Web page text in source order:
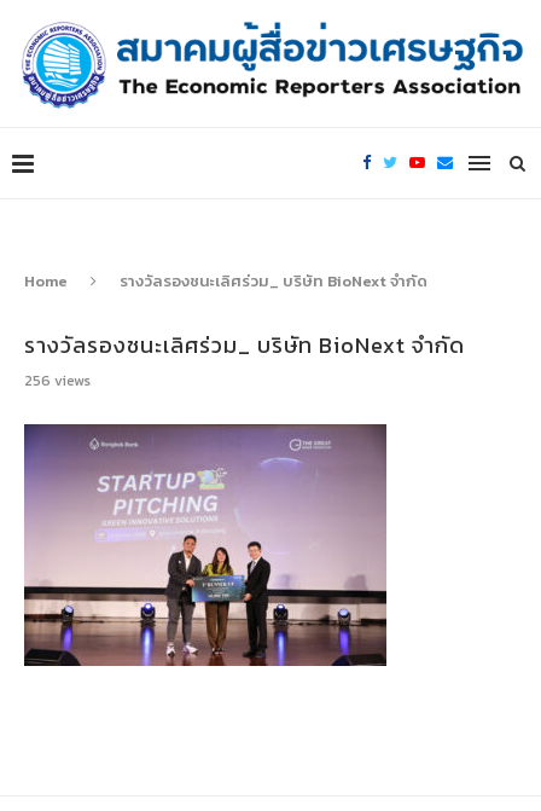
Home รางวัลรองชนะเลิศร่วม_ บริษัท BioNext จำกัด
รางวัลรองชนะเลิศร่วม_ บริษัท BioNext จำกัด
256 views